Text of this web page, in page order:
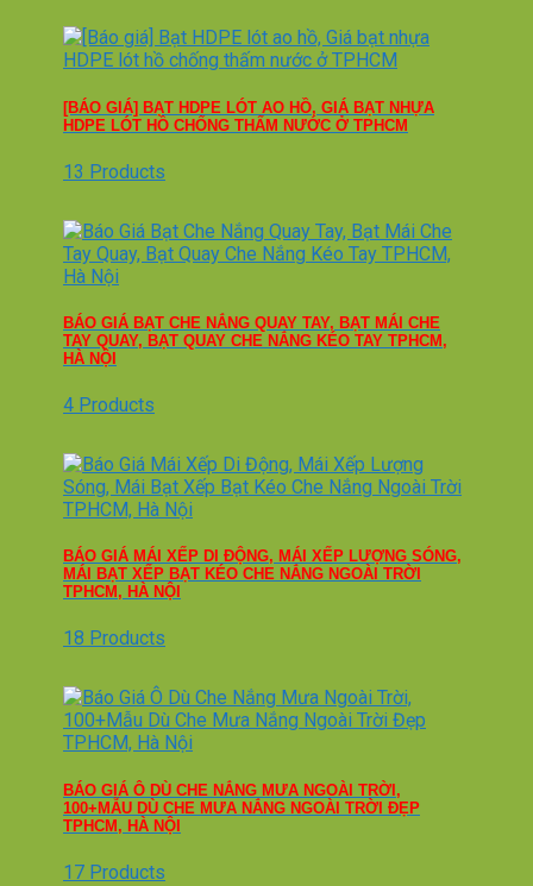
[BÁO GIÁ] BẠT HDPE LÓT AO HỒ, GIÁ BẠT NHỰA
HDPE LÓT HỒ CHỐNG THẤM NƯỚC Ở TPHCM
13 Products
BÁO GIÁ BẠT CHE NẮNG QUAY TAY, BẠT MÁI CHE
TAY QUAY, BẠT QUAY CHE NẮNG KÉO TAY TPHCM,
HÀ NỘI
4 Products
BÁO GIÁ MÁI XẾP DI ĐỘNG, MÁI XẾP LƯỢNG SÓNG,
MÁI BẠT XẾP BẠT KÉO CHE NẮNG NGOÀI TRỜI
TPHCM, HÀ NỘI
18 Products
BÁO GIÁ Ô DÙ CHE NẮNG MƯA NGOÀI TRỜI,
100+MẪU DÙ CHE MƯA NẮNG NGOÀI TRỜI ĐẸP
TPHCM, HÀ NỘI
17 Products